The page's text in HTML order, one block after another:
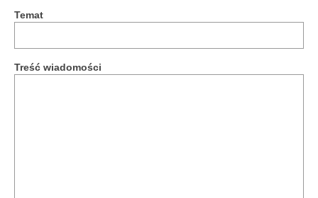
Temat
Treść wiadomości